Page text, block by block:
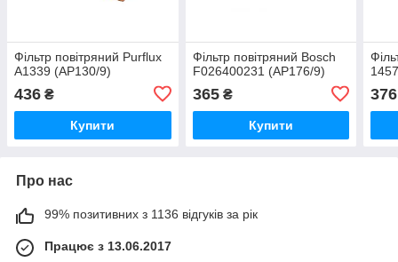
Фільтр повітряний Purflux
A1339 (AP130/9)
436 ₴
Купити
Фільтр повітряний Bosch
F026400231 (AP176/9)
365₴
Купити
376
Про нас
99% позитивних з 1136 відгуків за рік
Працює з 13.06.2017